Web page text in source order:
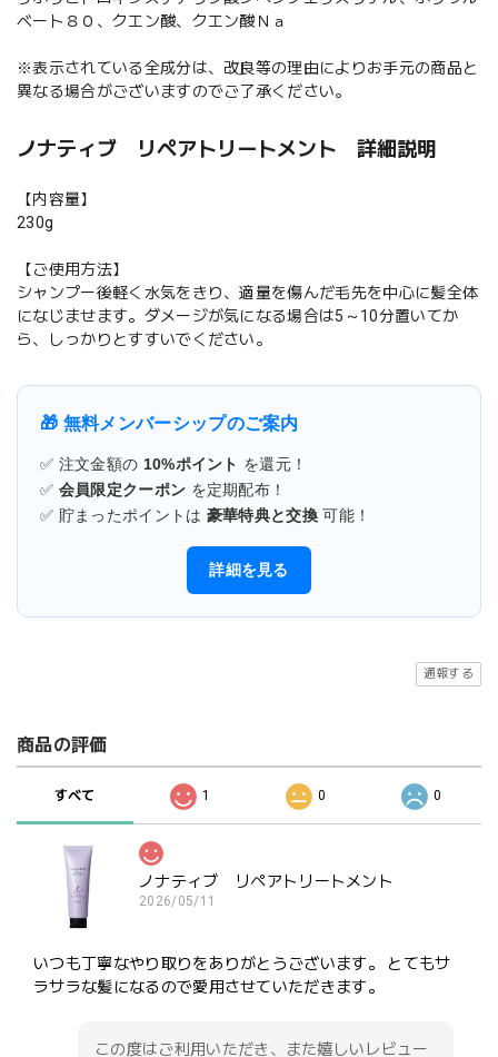
ベート８０、クエン酸、クエン酸Ｎａ
※表示されている全成分は、改良等の理由によりお手元の商品と
異なる場合がございますのでご了承ください。
ノナティブ リペアトリートメント 詳細説明
【内容量】
230g
【ご使用方法】
シャンプー後軽く水気をきり、適量を傷んだ毛先を中心に髪全体
になじませます。ダメージが気になる場合は5～10分置いてか
ら、しっかりとすすいでください。
🎁 無料メンバーシップのご案内
✅ 注文金額の 10%ポイント を還元！
✅ 会員限定クーポン を定期配布！
✅ 貯まったポイントは 豪華特典と交換 可能！
詳細を見る
通報する
商品の評価
すべて 1 0 0
ノナティブ リペアトリートメント
2026/05/11
いつも丁寧なやり取りをありがとうございます。 とてもサ
ラサラな髪になるので愛用させていただきます。
この度はご利用いただき、また嬉しいレビュー